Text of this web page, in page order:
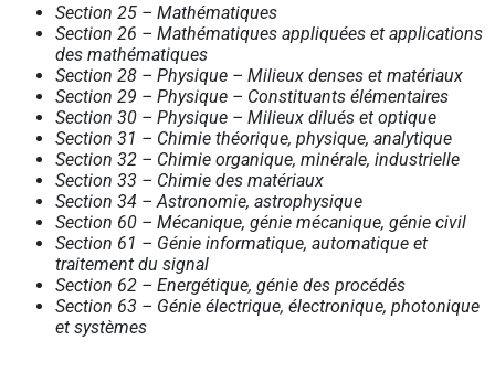
Section 25 – Mathématiques
Section 26 – Mathématiques appliquées et applications
des mathématiques
Section 28 – Physique – Milieux denses et matériaux
Section 29 – Physique – Constituants élémentaires
Section 30 – Physique – Milieux dilués et optique
Section 31 – Chimie théorique, physique, analytique
Section 32 – Chimie organique, minérale, industrielle
Section 33 – Chimie des matériaux
Section 34 – Astronomie, astrophysique
Section 60 – Mécanique, génie mécanique, génie civil
Section 61 – Génie informatique, automatique et
traitement du signal
Section 62 – Energétique, génie des procédés
Section 63 – Génie électrique, électronique, photonique
et systèmes